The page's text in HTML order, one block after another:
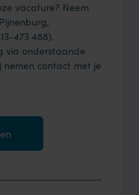
vacature? Neem
473 488).
via onderstaande
nemen contact met je